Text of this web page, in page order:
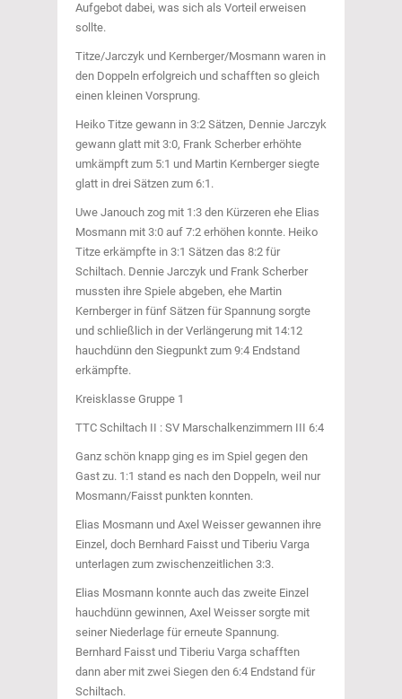
Aufgebot dabei, was sich als Vorteil erweisen
sollte.
Titze/Jarczyk und Kernberger/Mosmann waren in
den Doppeln erfolgreich und schafften so gleich
einen kleinen Vorsprung.
Heiko Titze gewann in 3:2 Sätzen, Dennie Jarczyk
gewann glatt mit 3:0, Frank Scherber erhöhte
umkämpft zum 5:1 und Martin Kernberger siegte
glatt in drei Sätzen zum 6:1.
Uwe Janouch zog mit 1:3 den Kürzeren ehe Elias
Mosmann mit 3:0 auf 7:2 erhöhen konnte. Heiko
Titze erkämpfte in 3:1 Sätzen das 8:2 für
Schiltach. Dennie Jarczyk und Frank Scherber
mussten ihre Spiele abgeben, ehe Martin
Kernberger in fünf Sätzen für Spannung sorgte
und schließlich in der Verlängerung mit 14:12
hauchdünn den Siegpunkt zum 9:4 Endstand
erkämpfte.
Kreisklasse Gruppe 1
TTC Schiltach II : SV Marschalkenzimmern III 6:4
Ganz schön knapp ging es im Spiel gegen den
Gast zu. 1:1 stand es nach den Doppeln, weil nur
Mosmann/Faisst punkten konnten.
Elias Mosmann und Axel Weisser gewannen ihre
Einzel, doch Bernhard Faisst und Tiberiu Varga
unterlagen zum zwischenzeitlichen 3:3.
Elias Mosmann konnte auch das zweite Einzel
hauchdünn gewinnen, Axel Weisser sorgte mit
seiner Niederlage für erneute Spannung.
Bernhard Faisst und Tiberiu Varga schafften
dann aber mit zwei Siegen den 6:4 Endstand für
Schiltach.